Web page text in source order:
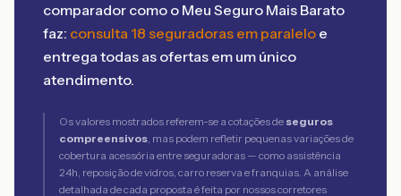
comparador como o Meu Seguro Mais Barato
faz: consulta 18 seguradoras em paralelo e
entrega todas as ofertas em um único
atendimento.
Os valores mostrados referem-se a cotações de seguros
compreensivos, mas podem refletir pequenas variações de
cobertura acessória entre seguradoras — como assistência
24h, reposição de vidros, carro reserva e franquias. A análise
detalhada de cada proposta é feita por nossos corretores